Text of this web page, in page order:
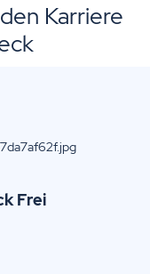
Karriere
Frei